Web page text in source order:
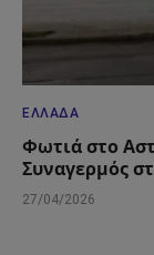
ΕΛΛΆΔΑ
Φωτιά στο
Συναγερμός
27/04/2026